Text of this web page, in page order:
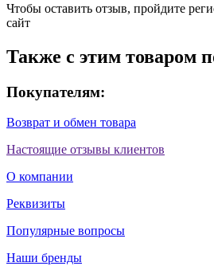
Чтобы оставить отзыв, пройдите
сайт
Также с этим товаром
Покупателям:
Возврат и обмен товара
Настоящие отзывы клиентов
О компании
Реквизиты
Популярные вопросы
Наши бренды